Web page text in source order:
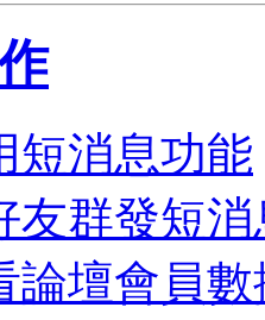
短消息功能
友群發短消
論壇會員數